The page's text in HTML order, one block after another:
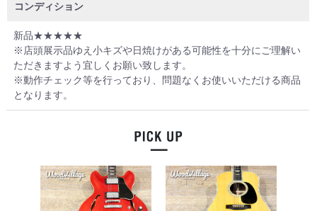
コンディション
新品★★★★★
※店頭展示品ゆえ小キズや日焼けがある可能性を十分にご理解い
ただきますよう宜しくお願い致します。
※動作チェック等を行っており、問題なくお使いいただける商品
となります。